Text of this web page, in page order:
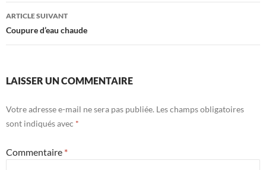
articles
ARTICLE SUIVANT
Coupure d’eau chaude
LAISSER UN COMMENTAIRE
Votre adresse e-mail ne sera pas publiée. Les champs obligatoires
sont indiqués avec *
Commentaire *